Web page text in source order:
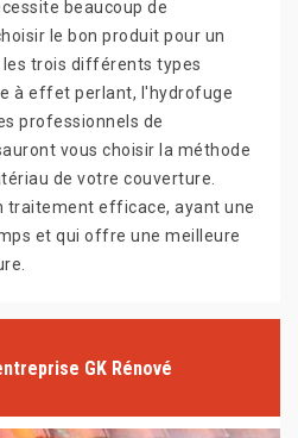
beaucoup de
le bon produit pour un
trois différents types
à effet perlant, l'hydrofuge
professionnels de
vous choisir la méthode
de votre couverture.
traitement efficace, ayant une
et qui offre une meilleure
GK Rénové